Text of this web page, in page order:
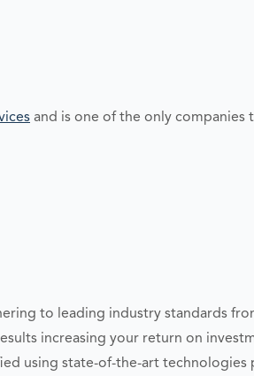
and is one of the only companies
to leading industry standards
increasing your return on
using state-of-the-art